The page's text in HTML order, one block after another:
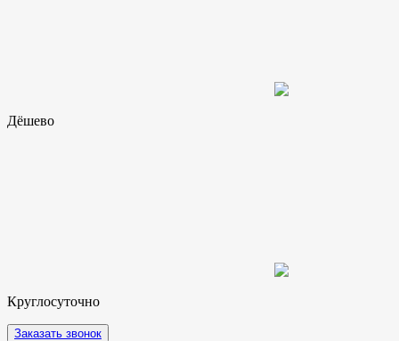
Дёшево
Круглосуточно
Заказать звонок